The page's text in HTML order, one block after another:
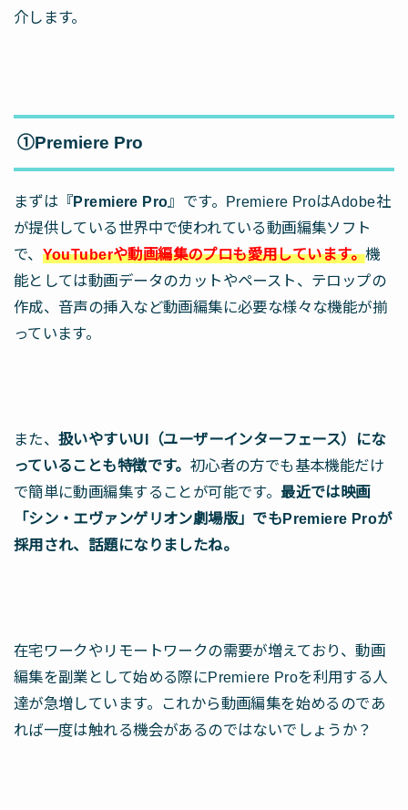
介します。
①Premiere Pro
まずは『Premiere Pro』です。Premiere ProはAdobe社
が提供している世界中で使われている動画編集ソフト
で、 YouTuberや動画編集のプロも愛用しています。機
能としては動画データのカットやペースト、テロップの
作成、音声の挿入など動画編集に必要な様々な機能が揃
っています。
また、扱いやすいUI（ユーザーインターフェース）にな
っていることも特徴です。 初心者の方でも基本機能だけ
で簡単に動画編集することが可能です。 最近では映画
「シン・エヴァンゲリオン劇場版」でもPremiere Proが
採用され、話題になりましたね。
在宅ワークやリモートワークの需要が増えており、動画
編集を副業として始める際にPremiere Proを利用する人
達が急増しています。これから動画編集を始めるのであ
れば一度は触れる機会があるのではないでしょうか？